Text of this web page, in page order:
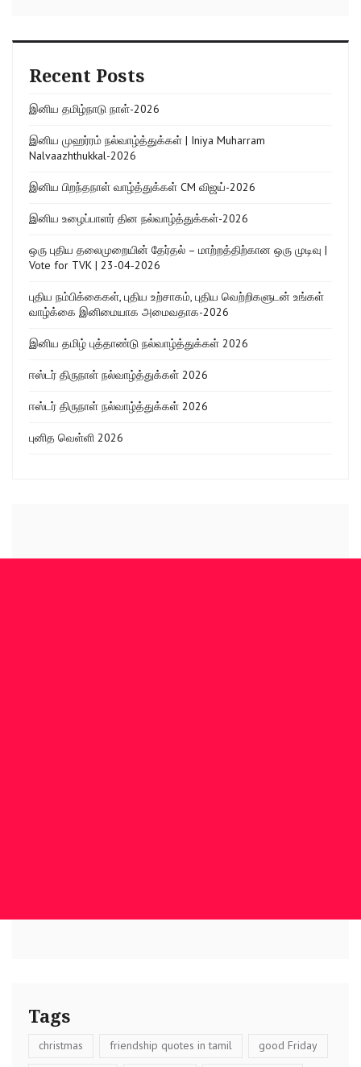
Recent Posts
இனிய தமிழ்நாடு நாள்-2026
இனிய முஹர்ரம் நல்வாழ்த்துக்கள் | Iniya Muharram
Nalvaazhthukkal-2026
இனிய பிறந்தநாள் வாழ்த்துக்கள் CM விஜய்-2026
இனிய உழைப்பாளர் தின நல்வாழ்த்துக்கள்-2026
ஒரு புதிய தலைமுறையின் தேர்தல் – மாற்றத்திற்கான ஒரு முடிவு |
Vote for TVK | 23-04-2026
புதிய நம்பிக்கைகள், புதிய உற்சாகம், புதிய வெற்றிகளுடன் உங்கள்
வாழ்க்கை இனிமையாக அமைவதாக-2026
இனிய தமிழ் புத்தாண்டு நல்வாழ்த்துக்கள் 2026
ஈஸ்டர் திருநாள் நல்வாழ்த்துக்கள் 2026
ஈஸ்டர் திருநாள் நல்வாழ்த்துக்கள் 2026
புனித வெள்ளி 2026
Tags
christmas friendship quotes in tamil good Friday